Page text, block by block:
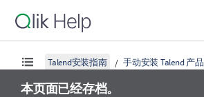
Talend安装指南 手动安装 Talend 产品
本页面已经存档。